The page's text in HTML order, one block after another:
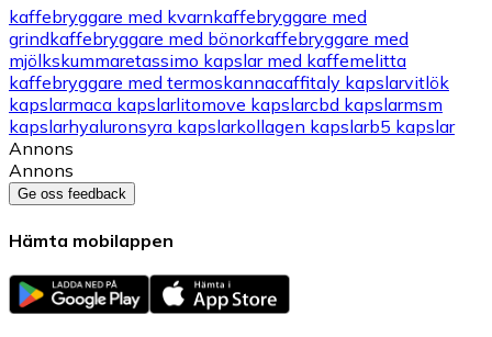
kaffebryggare med kvarnkaffebryggare med
grindkaffebryggare med bönorkaffebryggare med
mjölkskummaretassimo kapslar med kaffemelitta
kaffebryggare med termoskannacaffitaly kapslarvitlök
kapslarmaca kapslarlitomove kapslarcbd kapslarmsm
kapslarhyaluronsyra kapslarkollagen kapslarb5 kapslar
Annons
Annons
Ge oss feedback
Hämta mobilappen